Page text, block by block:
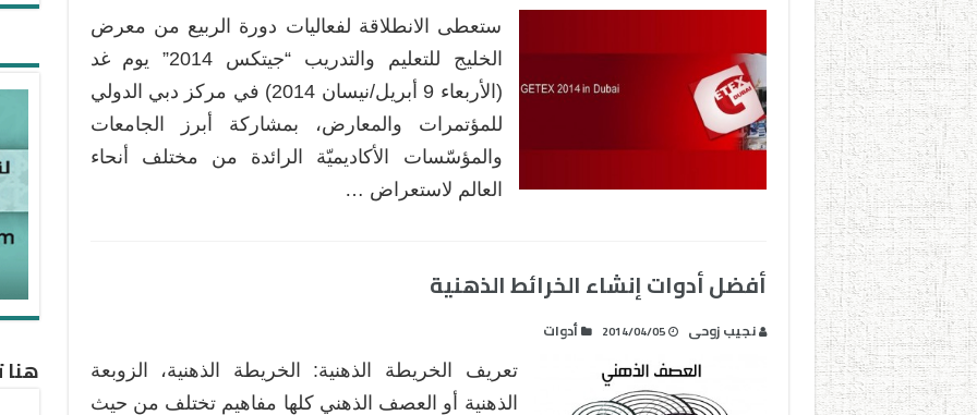
ستعطى الانطلاقة لفعاليات دورة الربيع من معرض
الخليج للتعليم والتدريب “جيتكس 2014” يوم غد
(الأربعاء 9 أبريل/نيسان 2014) في مركز دبي الدولي
للمؤتمرات والمعارض، بمشاركة أبرز الجامعات
والمؤسّسات الأكاديميّة الرائدة من مختلف أنحاء
العالم لاستعراض …
أفضل أدوات إنشاء الخرائط الذهنية
نجيب زوحى 2014/04/05 أدوات
تعريف الخريطة الذهنية: الخريطة الذهنية، الزوبعة
الذهنية أو العصف الذهني كلها مفاهيم تختلف من حيث
هنا